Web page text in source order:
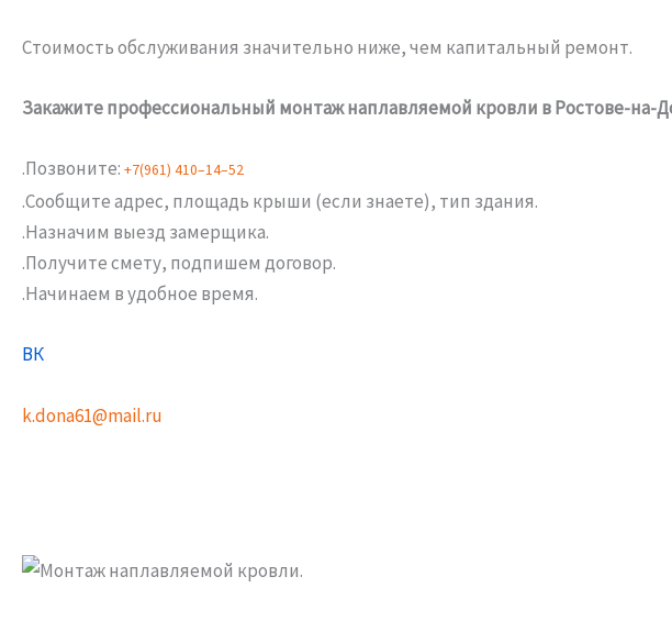
Стоимость обслуживания значительно ниже, чем капитальный ремонт.
Закажите профессиональный монтаж наплавляемой кровли в Ростове-на-
.Позвоните: +7(961) 410–14–52
.Сообщите адрес, площадь крыши (если знаете), тип здания.
.Назначим выезд замерщика.
.Получите смету, подпишем договор.
.Начинаем в удобное время.
ВК
k.dona61@mail.ru